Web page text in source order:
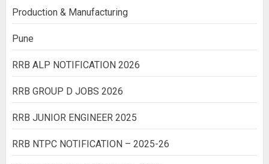
Production & Manufacturing
Pune
RRB ALP NOTIFICATION 2026
RRB GROUP D JOBS 2026
RRB JUNIOR ENGINEER 2025
RRB NTPC NOTIFICATION – 2025-26